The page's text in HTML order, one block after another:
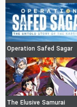
Operation Safed Sagar
The Elusive Samurai